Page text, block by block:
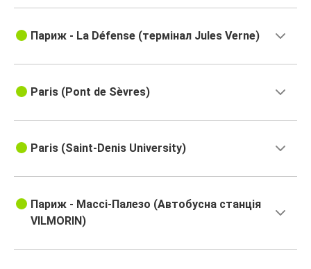
Париж - La Défense (термінал Jules Verne)
Paris (Pont de Sèvres)
Paris (Saint-Denis University)
Париж - Массі-Палезо (Автобусна станція
VILMORIN)